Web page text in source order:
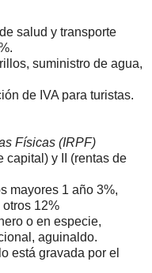
salud y transporte
suministro de agua,
de IVA para turistas.
Físicas (IRPF)
capital) y II (rentas de
mayores 1 año 3%,
12%
o en especie,
aguinaldo.
está gravada por el